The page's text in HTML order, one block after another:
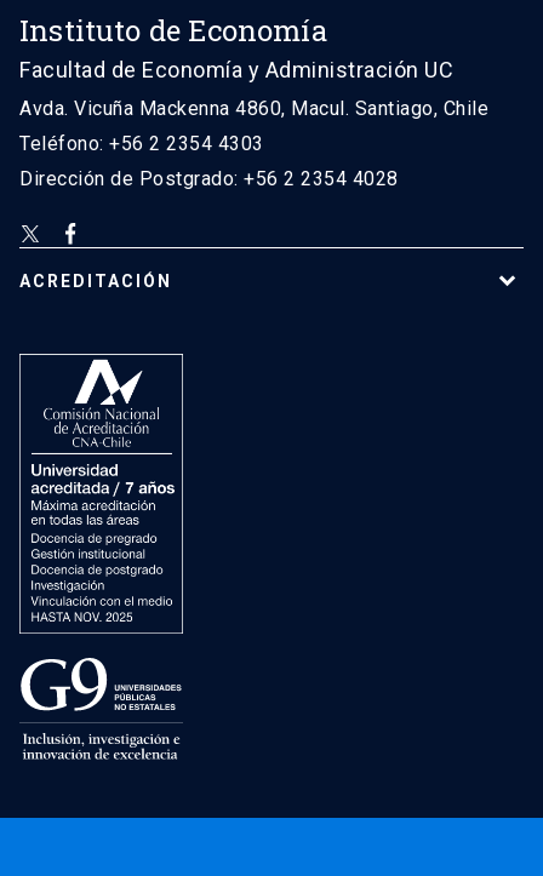
Instituto de Economía
Facultad de Economía y Administración UC
Avda. Vicuña Mackenna 4860, Macul. Santiago, Chile
Teléfono: +56 2 2354 4303
Dirección de Postgrado: +56 2 2354 4028
ACREDITACIÓN